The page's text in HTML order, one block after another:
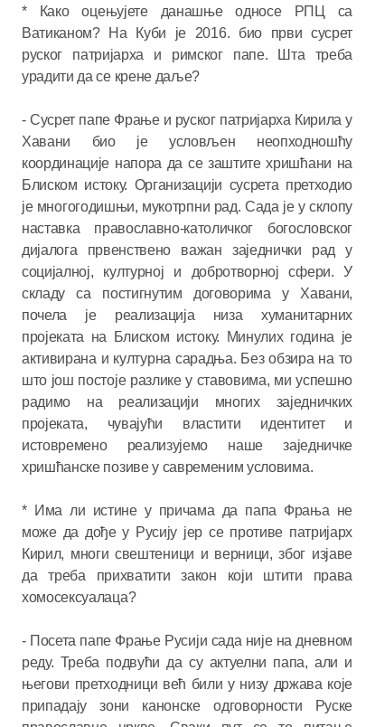
* Како оцењујете данашње односе РПЦ са
Ватиканом? На Куби је 2016. био први сусрет
руског патријарха и римског папе. Шта треба
урадити да се крене даље?
- Сусрет папе Фрање и руског патријарха Кирила у
Хавани био је условљен неопходношћу
координације напора да се заштите хришћани на
Блиском истоку. Организацији сусрета претходио
је многогодишњи, мукотрпни рад. Сада је у склопу
наставка православно-католичког богословског
дијалога првенствено важан заједнички рад у
социјалној, културној и добротворној сфери. У
складу са постигнутим договорима у Хавани,
почела је реализација низа хуманитарних
пројеката на Блиском истоку. Минулих година је
активирана и културна сарадња. Без обзира на то
што још постоје разлике у ставовима, ми успешно
радимо на реализацији многих заједничких
пројеката, чувајући властити идентитет и
истовремено реализујемо наше заједничке
хришћанске позиве у савременим условима.
* Има ли истине у причама да папа Фрања не
може да дође у Русију јер се противе патријарх
Кирил, многи свештеници и верници, због изјаве
да треба прихватити закон који штити права
хомосексуалаца?
- Посета папе Фрање Русији сада није на дневном
реду. Треба подвући да су актуелни папа, али и
његови претходници већ били у низу држава које
припадају зони канонске одговорности Руске